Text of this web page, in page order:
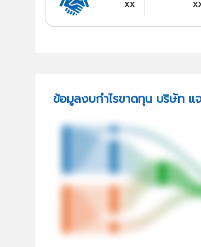
xx
ข้อมูลงบกำไรขาดทุน บริษัท